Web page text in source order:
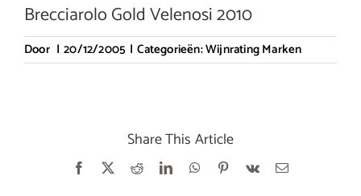
Brecciarolo Gold Velenosi 2010
Door | 20/12/2005 | Categorieën:Wijnrating Marken
Share This Article
Facebook RedditLinkedInWhatsApp
Pinterest
Vk
E-